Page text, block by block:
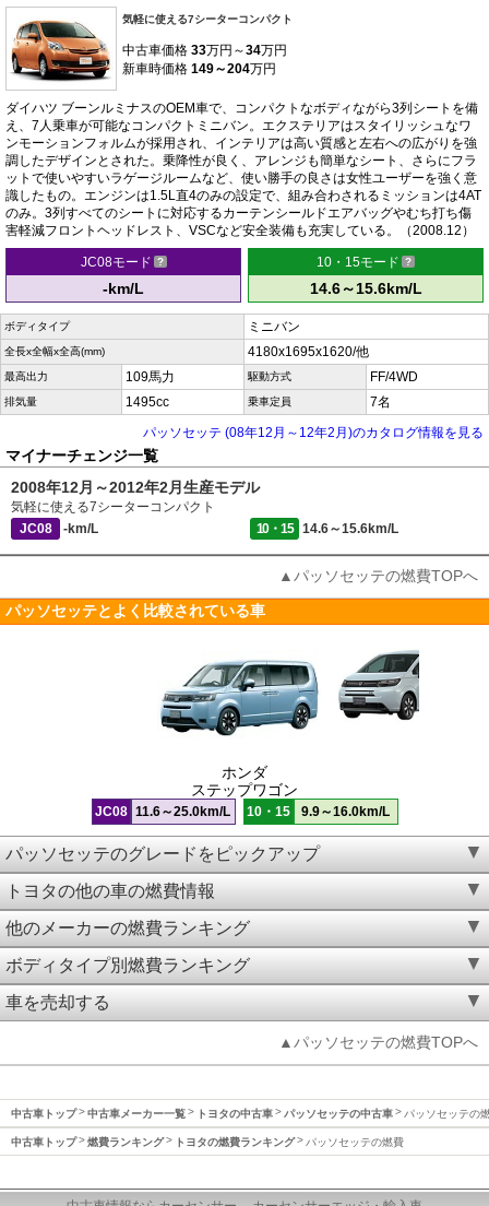
気軽に使える7シーターコンパクト
中古車価格 33万円～34万円
新車時価格 149～204万円
ダイハツ ブーンルミナスのOEM車で、コンパクトなボディながら3列シートを備
え、7人乗車が可能なコンパクトミニバン。エクステリアはスタイリッシュなワ
ンモーションフォルムが採用され、インテリアは高い質感と左右への広がりを強
調したデザインとされた。乗降性が良く、アレンジも簡単なシート、さらにフラ
ットで使いやすいラゲージルームなど、使い勝手の良さは女性ユーザーを強く意
識したもの。エンジンは1.5L直4のみの設定で、組み合わされるミッションは4AT
のみ。3列すべてのシートに対応するカーテンシールドエアバッグやむち打ち傷
害軽減フロントヘッドレスト、VSCなど安全装備も充実している。（2008.12）
JC08モード
-km/L
10・15モード
14.6～15.6km/L
ボディタイプ ミニバン
全長x全幅x全高(mm) 4180x1695x1620/他
最高出力 109馬力 駆動方式 FF/4WD
排気量 1495cc 乗車定員
7名
パッソセッテ (08年12月～12年2月)のカタログ情報を見る
マイナーチェンジ一覧
2008年12月～2012年2月生産モデル
気軽に使える7シーターコンパクト
JC08
-km/L 10・15 14.6～15.6km/L
▲パッソセッテの燃費TOPへ
パッソセッテとよく比較されている車
ホンダ
ステップワゴン
JC08 11.6～25.0km/L 10・15 9.9～16.0km/L
パッソセッテのグレードをピックアップ
トヨタの他の車の燃費情報
他のメーカーの燃費ランキング
ボディタイプ別燃費ランキング
車を売却する
▲パッソセッテの燃費TOPへ
中古車トップ 中古車メーカー一覧 トヨタの中古車 パッソセッテの中古車 パッソセッテの
中古車トップ 燃費ランキング トヨタの燃費ランキング パッソセッテの燃費